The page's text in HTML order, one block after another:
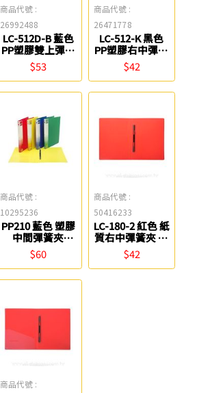
商品代號 :
26992488
LC-512D-B 藍色
PP塑膠雙上彈簧
夾 連勤牌
$53
商品代號 :
26471778
LC-512-K 黑色
PP塑膠右中彈簧
夾 連勤牌
$42
商品代號 :
10295236
PP210 藍色 塑膠
中間彈簧夾
Strong
$60
商品代號 :
50416233
LC-180-2 紅色 紙
質右中彈簧夾 連
勤牌
$42
商品代號 :